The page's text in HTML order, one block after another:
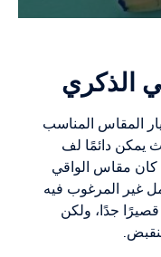
الذكري
المقاس المناسب
يمكن دائمًا لف
كان مقاس الواقي
غير المرغوب فيه
جدًا، ولكن